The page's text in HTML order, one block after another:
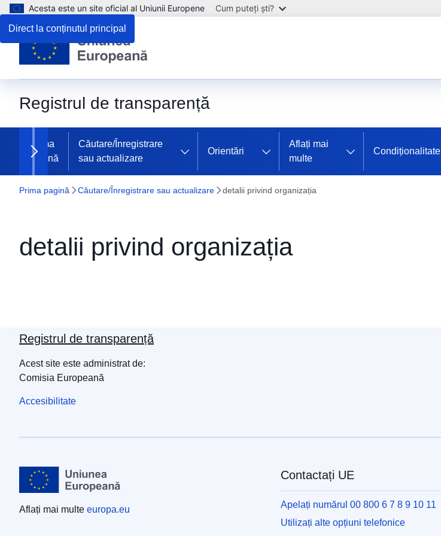
Direct la conținutul principal
Acesta este un site oficial al Uniunii Europene Cum puteți ști?
Registrul de transparență
Next items
Prima
pagină
Căutare/Înregistrare
sau actualizare
Orientări
Aflați mai
multe
Condiționalitate
Prima pagină Căutare/Înregistrare sau actualizare detalii privind organizația
detalii privind organizația
Registrul de transparență
Acest site este administrat de:
Comisia Europeană
Accesibilitate
Aflați mai multe europa.eu
Contactați UE
Apelați numărul 00 800 6 7 8 9 10 11
Utilizați alte opțiuni telefonice